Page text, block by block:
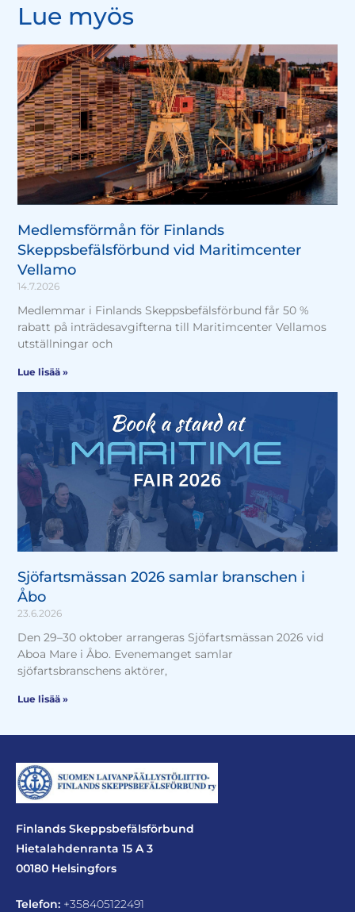
Lue myös
Medlemsförmån för Finlands
Skeppsbefälsförbund vid Maritimcenter
Vellamo
14.7.2026
Medlemmar i Finlands Skeppsbefälsförbund får 50 %
rabatt på inträdesavgifterna till Maritimcenter Vellamos
utställningar och
Lue lisää »
Sjöfartsmässan 2026 samlar branschen i
Åbo
23.6.2026
Den 29–30 oktober arrangeras Sjöfartsmässan 2026 vid
Aboa Mare i Åbo. Evenemanget samlar
sjöfartsbranschens aktörer,
Lue lisää »
Finlands Skeppsbefälsförbund
Hietalahdenranta 15 A 3
00180 Helsingfors
Telefon: +358405122491